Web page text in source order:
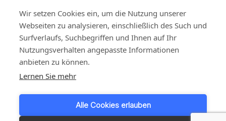
Wir setzen Cookies ein, um die Nutzung unserer
Webseiten zu analysieren, einschließlich des Such und
Surfverlaufs, Suchbegriffen und Ihnen auf Ihr
Nutzungsverhalten angepasste Informationen
anbieten zu können.
Lernen Sie mehr
Alle Cookies erlauben
Investoren
1999 - 2026 © JBT Marel
Datenschutz und Cookie Richtlinie